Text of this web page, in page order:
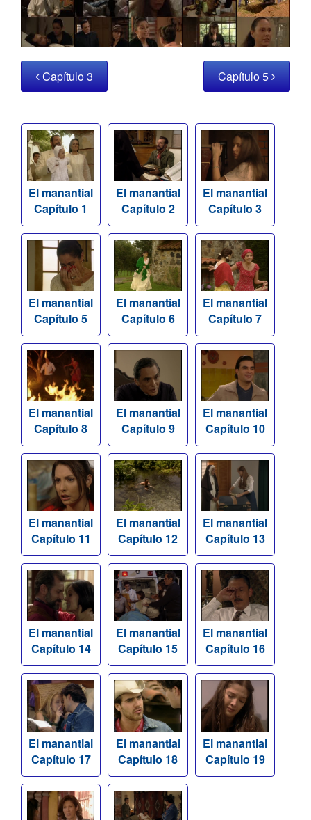
Capítulo 3 Capítulo 5
El manantial
Capítulo 1
El manantial
Capítulo 2
El manantial
Capítulo 3
El manantial
Capítulo 5
El manantial
Capítulo 6
El manantial
Capítulo 7
El manantial
Capítulo 8
El manantial
Capítulo 9
El manantial
Capítulo 10
El manantial
Capítulo 11
El manantial
Capítulo 12
El manantial
Capítulo 13
El manantial
Capítulo 14
El manantial
Capítulo 15
El manantial
Capítulo 16
El manantial
Capítulo 17
El manantial
Capítulo 18
El manantial
Capítulo 19